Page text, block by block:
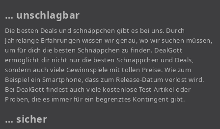
… unschlagbar
Die besten Deals und schnäppchen gibt es bei uns. Durch
Jahrelange Erfahrungen wissen wir genau, wo wir suchen müssen,
um für dich die besten Schnäppchen zu finden. DealGott
ermöglicht dir nicht nur die besten Schnäppchen und Deals,
sondern auch viele Gewinnspiele mit tollen Preise. Wie zum
Beispiel ein Smartphone, dass zum Release-Datum verlost wird.
Bei DealGott findest auch viele kostenlose Test-Artikel oder
Proben, die es immer für ein begrenztes Kontingent gibt.
… sicher